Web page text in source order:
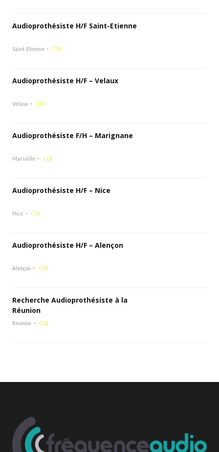
Audioprothésiste H/F Saint-Etienne
Saint-Etienne CDI
Audioprothésiste H/F – Velaux
Velaux CDI
Audioprothésiste F/H – Marignane
Marseille CDI
Audioprothésiste H/F – Nice
Nice CDI
Audioprothésiste H/F – Alençon
Alençon CDI
Recherche Audioprothésiste à la
Réunion
Réunion CDI